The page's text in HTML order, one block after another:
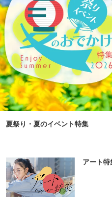
夏祭り・夏のイベント特集
アート特